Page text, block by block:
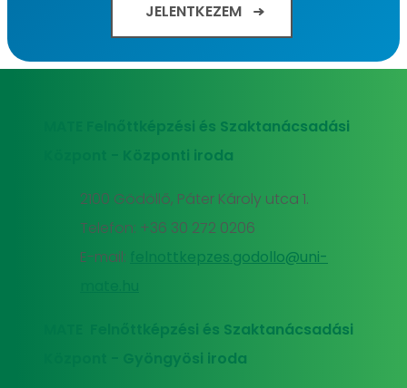
JELENTKEZEM
MATE Felnőttképzési és Szaktanácsadási
Központ - Központi iroda
2100 Gödöllő, Páter Károly utca 1.
Telefon: +36 30 272 0206
E-mail:
felnottkepzes.godollo@uni-
MATE Felnőttképzési és Szaktanácsadási
Központ - Gyöngyösi iroda